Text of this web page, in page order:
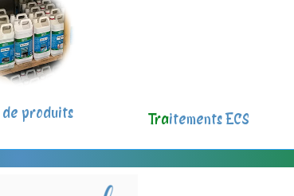
produits Traitements ECS